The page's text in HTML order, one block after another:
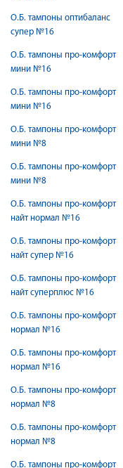
О.Б. тампоны оптибаланс
супер №16
О.Б. тампоны про-комфорт
мини №16
О.Б. тампоны про-комфорт
мини №16
О.Б. тампоны про-комфорт
мини №8
О.Б. тампоны про-комфорт
мини №8
О.Б. тампоны про-комфорт
найт нормал №16
О.Б. тампоны про-комфорт
найт супер №16
О.Б. тампоны про-комфорт
найт суперплюс №16
О.Б. тампоны про-комфорт
нормал №16
О.Б. тампоны про-комфорт
нормал №16
О.Б. тампоны про-комфорт
нормал №8
О.Б. тампоны про-комфорт
нормал №8
О.Б. тампоны про-комфорт